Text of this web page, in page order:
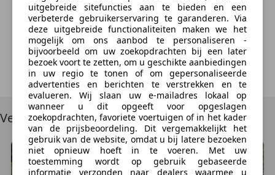
om je bezwaar hiertegen kenbaar te maken doorhierte klikken.
Door te klikken op "Contact aanbieder" ga je ermee akkoord dat wij
AutoScout24 Nederland B.V.) uw boodschap opslaan, het naar de
dealer sturen en de reactietijd en het reactiepercentage van de dealer
meten. Deze toestemming kan je te allen tijde herroepen doorhierte
klikken. Verdere informatie over hoe wij jouw gegevens gebruiken vind
hier
Vergelijkbare voertuigen
uitgebreide sitefuncties aan te bieden en een
verbeterde gebruikerservaring te garanderen. Via
deze uitgebreide functionaliteiten maken we het
mogelijk om ons aanbod te personaliseren -
bijvoorbeeld om uw zoekopdrachten bij een later
bezoek voort te zetten, om u geschikte aanbiedingen
in uw regio te tonen of om gepersonaliseerde
advertenties en berichten te verstrekken en te
evalueren. Wij slaan uw e-mailadres lokaal op
wanneer u dit opgeeft voor opgeslagen
zoekopdrachten, favoriete voertuigen of in het kader
van de prijsbeoordeling. Dit vergemakkelijkt het
gebruik van de website, omdat u bij latere bezoeken
niet opnieuw hoeft in te voeren. Met uw
toestemming wordt op gebruik gebaseerde
informatie verzonden naar dealers waarmee u